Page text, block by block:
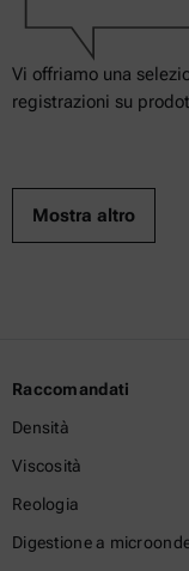
Vi offriamo una
registrazioni su
Mostra altro
Raccomandati
Densità
Viscosità
Reologia
Digestione a